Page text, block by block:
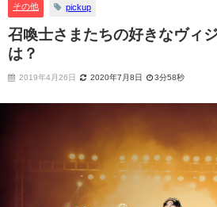
その他 pickup
召喚士さまたちの好きなヴィ
は？
2019年4月26日 2020年7月8日 3分58秒